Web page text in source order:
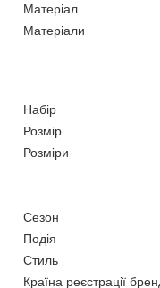
Матеріал
Матеріали
Набір
Розмір
Розміри
Сезон
Подія
Стиль
Країна реєстрації